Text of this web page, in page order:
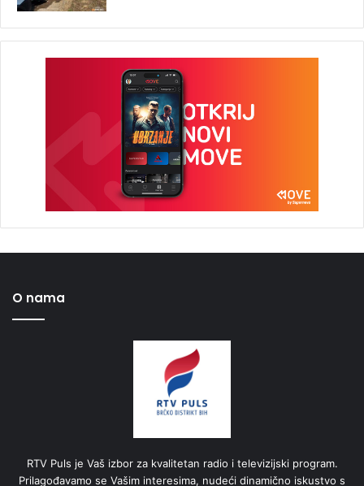
O nama
RTV Puls je Vaš izbor za kvalitetan radio i televizijski program.
Prilagođavamo se Vašim interesima, nudeći dinamično iskustvo s